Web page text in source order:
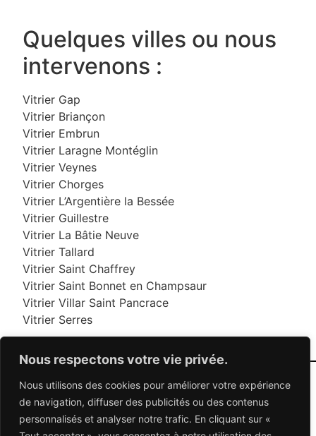
Nous respectons votre vie privée.
Nous utilisons des cookies pour améliorer votre expérience
de navigation, diffuser des publicités ou des contenus
personnalisés et analyser notre trafic. En cliquant sur «
Quelques villes ou nous
intervenons :
Vitrier Gap
Vitrier Briançon
Vitrier Embrun
Vitrier Laragne Montéglin
Vitrier Veynes
Vitrier Chorges
Vitrier L’Argentière la Bessée
Vitrier Guillestre
Vitrier La Bâtie Neuve
Vitrier Tallard
Vitrier Saint Chaffrey
Vitrier Saint Bonnet en Champsaur
Vitrier Villar Saint Pancrace
Vitrier Serres
06 95 95 70 70